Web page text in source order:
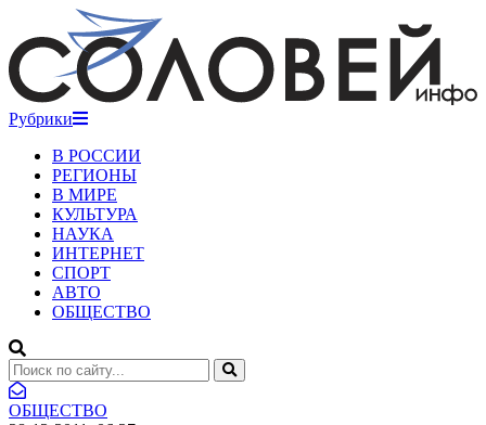
Рубрики
В РОССИИ
РЕГИОНЫ
В МИРЕ
КУЛЬТУРА
НАУКА
ИНТЕРНЕТ
СПОРТ
АВТО
ОБЩЕСТВО
ОБЩЕСТВО